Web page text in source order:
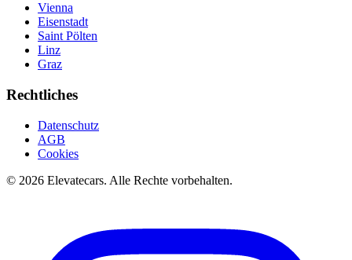
Vienna
Eisenstadt
Saint Pölten
Linz
Graz
Rechtliches
Datenschutz
AGB
Cookies
© 2026 Elevatecars. Alle Rechte vorbehalten.